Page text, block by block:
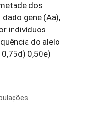
dos
gene (Aa),
indivíduos
do alelo
0,50e)